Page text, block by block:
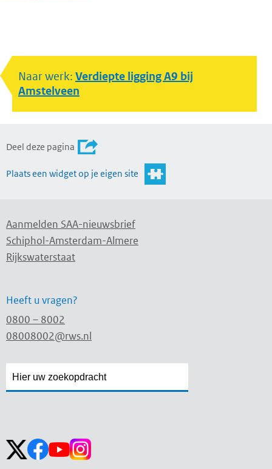
Naar werk: Verdiepte ligging A9 bij
Amstelveen
Deel deze pagina
Plaats een widget op je eigen site
Aanmelden SAA-nieuwsbrief
Schiphol-Amsterdam-Almere
Rijkswaterstaat
Heeft u vragen?
0800 – 8002
08008002@rws.nl